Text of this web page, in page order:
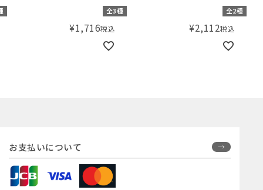
カ）ジャガードフリルチュ全3種
¥1,716税込
Aming（フレンチアミン
全2種
¥2,112税込
ミ
お支払いについて